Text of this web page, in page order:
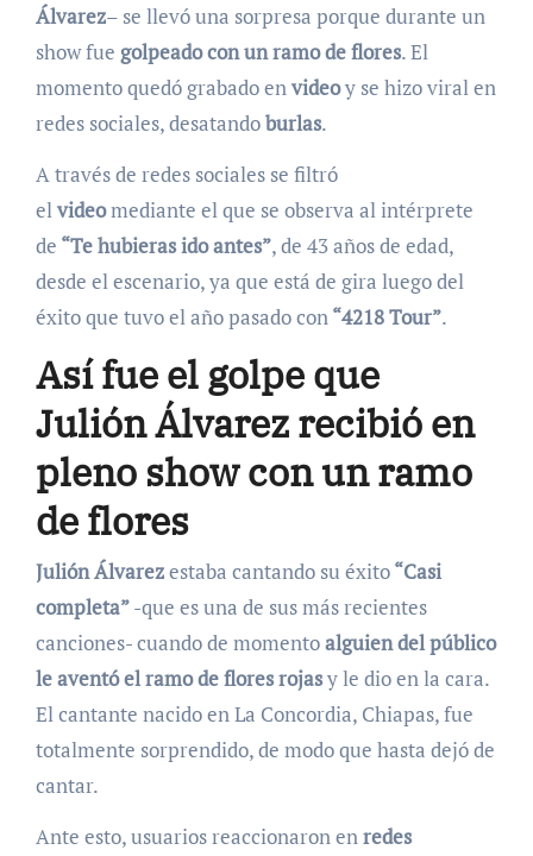
Álvarez– se llevó una sorpresa porque durante un
show fue golpeado con un ramo de flores. El
momento quedó grabado envideoy se hizo viral en
redes sociales, desatandoburlas.
A través de redes sociales se filtró
elvideomediante el que se observa al intérprete
de “Te hubieras ido antes”, de 43 años de edad,
desde el escenario, ya que está de gira luego del
éxito que tuvo el año pasado con“4218 Tour”.
Así fue el golpe que
Julión Álvarez recibió en
pleno show con un ramo
de flores
Julión Álvarezestaba cantando su éxito“Casi
completa”-que es una de sus más recientes
canciones- cuando de momentoalguien del público
le aventó el ramo de flores rojasy le dio en la cara.
El cantante nacido en La Concordia, Chiapas, fue
totalmente sorprendido, de modo que hasta dejó de
cantar.
Ante esto, usuarios reaccionaron en redes